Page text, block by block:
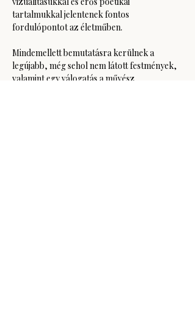
tartalmukkal jelentenek fontos
fordulópontot az életműben.
Mindemellett bemutatásra kerülnek a
legújabb, még sehol nem látott festmények,
valamint egy válogatás a művész…